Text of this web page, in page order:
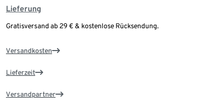
Lieferung
Gratisversand ab 29 € & kostenlose Rücksendung.
Versandkosten
Lieferzeit
Versandpartner